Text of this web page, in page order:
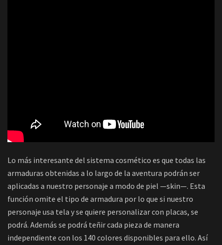
Lo más interesante del sistema cosmético es que todas las
armaduras obtenidas a lo largo de la aventura podrán ser
aplicadas a nuestro personaje a modo de piel —skin—. Esta
función omite el tipo de armadura por lo que si nuestro
personaje usa tela y se quiere personalizar con placas, se
podrá. Además se podrá teñir cada pieza de manera
independiente con los 140 colores disponibles para ello. Así